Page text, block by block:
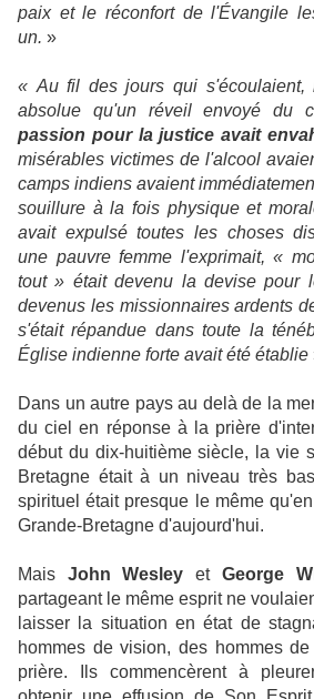
paix et le réconfort de l'Évangile
un. »
« Au fil des jours qui s'écoulaient,
absolue qu'un réveil envoyé du
passion pour la justice avait
misérables victimes de l'alcool
camps indiens avaient
souillure à la fois physique et
avait expulsé toutes les choses
une pauvre femme l'exprimait, «
tout » était devenu la devise pour
devenus les missionnaires ardents
s'était répandue dans toute la
Église indienne forte avait été établie
Dans un autre pays au delà de la
du ciel en réponse à la prière
début du dix-huitième siècle, la vie
Bretagne était à un niveau très
spirituel était presque le même
Grande-Bretagne d'aujourd'hui.
Mais John Wesley et George
partageant le même esprit ne
laisser la situation en état de
hommes de vision, des hommes
prière. Ils commencèrent à